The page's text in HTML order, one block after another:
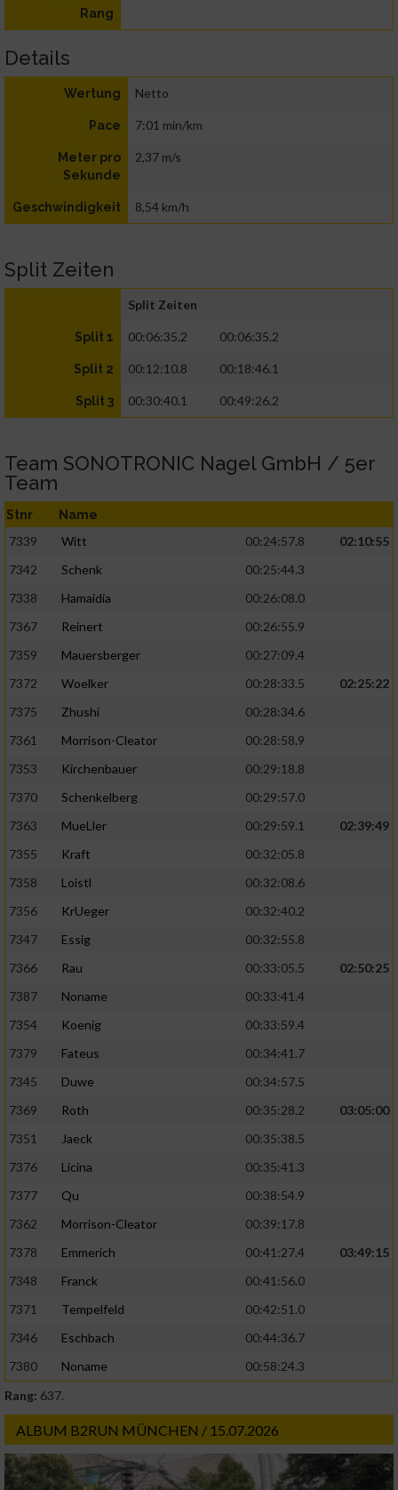
Rang
Details
Wertung Netto
Pace 7:01 min/km
Meter pro
Sekunde
2,37 m/s
Geschwindigkeit 8,54 km/h
Split Zeiten
Split Zeiten
Split 1 00:06:35.2 00:06:35.2
Split 2 00:12:10.8 00:18:46.1
Split 3 00:30:40.1 00:49:26.2
Team SONOTRONIC Nagel GmbH / 5er
Team
Stnr Name
7339 Witt 00:24:57.8
02:10:55
7342
Schenk
00:25:44.3
7338
Hamaidia
00:26:08.0
7367
Reinert
00:26:55.9
7359
Mauersberger
00:27:09.4
7372
Woelker 00:28:33.5
02:25:22
7375
Zhushi
00:28:34.6
7361
Morrison-Cleator
00:28:58.9
7353
Kirchenbauer
00:29:18.8
7370
Schenkelberg
00:29:57.0
7363
MueLler 00:29:59.1
02:39:49
7355
Kraft
00:32:05.8
7358
Loistl
00:32:08.6
7356
KrUeger
00:32:40.2
7347
Essig
00:32:55.8
7366
Rau 00:33:05.5
02:50:25
7387
Noname
00:33:41.4
7354
Koenig
00:33:59.4
7379
Fateus
00:34:41.7
7345
Duwe
00:34:57.5
7369
Roth 00:35:28.2
03:05:00
7351
Jaeck
00:35:38.5
7376
Licina
00:35:41.3
7377
Qu
00:38:54.9
7362
Morrison-Cleator
00:39:17.8
7378
Emmerich 00:41:27.4
03:49:15
7348
Franck
00:41:56.0
7371
Tempelfeld
00:42:51.0
7346
Eschbach
00:44:36.7
7380
Noname
00:58:24.3
Rang: 637.
ALBUM B2RUN MÜNCHEN / 15.07.2026